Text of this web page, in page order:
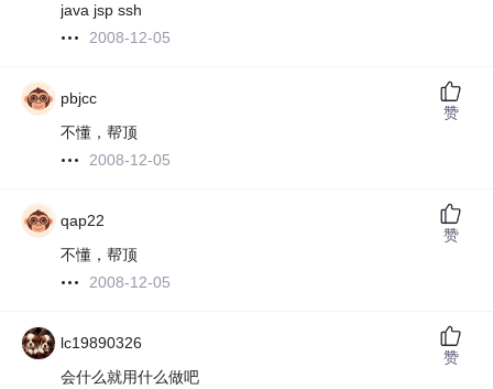
java jsp ssh
2008-12-05
pbjcc
不懂，帮顶
2008-12-05
赞
qap22
不懂，帮顶
2008-12-05
赞
lc19890326
会什么就用什么做吧
赞